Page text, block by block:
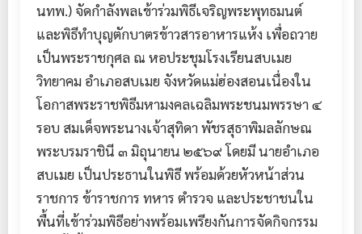
นทพ.) จัดกำลังพลเข้าร่วมพิธีเจริญพระพุทธมนต์
และพิธีทำบุญตักบาตรข้าวสารอาหารแห้ง เพื่อถวาย
เป็นพระราชกุศล ณ หอประชุมโรงเรียนสบเมย
วิทยาคม อำเภอสบเมย จังหวัดแม่ฮ่องสอน ​เนื่องใน
โอกาสพระราชพิธีมหามงคลเฉลิมพระชนมพรรษา ๔
รอบ สมเด็จพระนางเจ้าสุทิดา พัชรสุธาพิมลลักษณ
พระบรมราชินี ๓ มิถุนายน ๒๕๖๙ โดยมี นายอำเภอ
สบเมย เป็นประธานในพิธี พร้อมด้วยหัวหน้าส่วน
ราชการ ข้าราชการ ทหาร ตำรวจ และประชาชนใน
พื้นที่เข้าร่วมพิธีอย่างพร้อมเพรียงกัน ​การจัดกิจกรรม